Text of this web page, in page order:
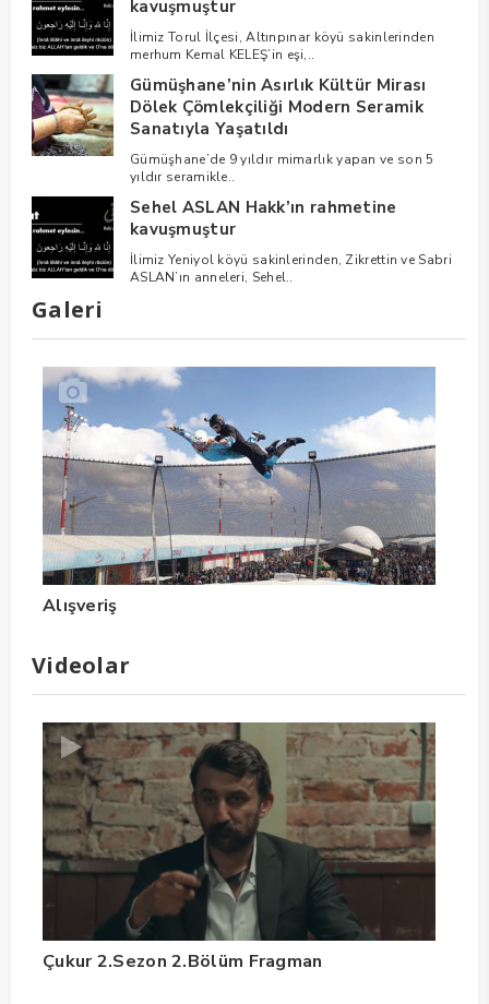
kavuşmuştur
İlimiz Torul İlçesi, Altınpınar köyü sakinlerinden
merhum Kemal KELEŞ’in eşi,..
Gümüşhane’nin Asırlık Kültür Mirası
Dölek Çömlekçiliği Modern Seramik
Sanatıyla Yaşatıldı
Gümüşhane’de 9 yıldır mimarlık yapan ve son 5
yıldır seramikle..
Sehel ASLAN Hakk’ın rahmetine
kavuşmuştur
İlimiz Yeniyol köyü sakinlerinden, Zikrettin ve Sabri
ASLAN’ın anneleri, Sehel..
Galeri
Alışveriş
Videolar
Çukur 2.Sezon 2.Bölüm Fragman